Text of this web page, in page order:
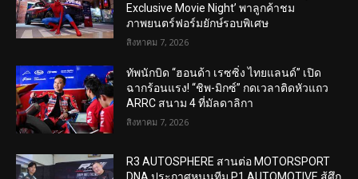
Exclusive Movie Night’ พาลูกค้าชม
ภาพยนตร์ฟอร์มยักษ์รอบพิเศษ
สิงหาคม 7, 2026
ทัพนักบิด “ฮอนด้า เรซซิ่ง ไทยแลนด์” เปิด
ฉากร้อนแรง! “ชิพ-มิกซ์” กดเวลาติดหัวแถว
ARRC สนาม 4 ที่มัลดาลิกา
สิงหาคม 7, 2026
R3 AUTOSPHERE สานต่อ MOTORSPORT